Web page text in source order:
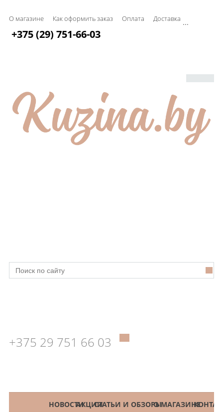
О магазине Как оформить заказ Оплата Доставка ...
+375 (29) 751-66-03
+375 29 751 66 03
КАТАЛОГНОВОСТИАКЦИИСТАТЬИ И ОБЗОРЫО МАГАЗИНЕ